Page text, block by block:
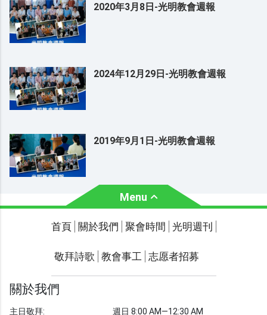
2020年3月8日-光明教會週報
2024年12月29日-光明教會週報
2019年9月1日-光明教會週報
Menu
關於我們 聚會時間
光明週刊 學習聖經
首頁 關於我們 聚會時間 光明週刊
敬拜詩歌 教會事工 志愿者招募
關於我們
主日敬拜:
週日 8:00 AM—12:30 AM